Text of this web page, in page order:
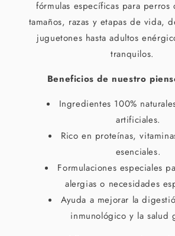
fórmulas específicas para perros
tamaños, razas y etapas de vida,
juguetones hasta adultos
tranquilos.
Beneficios de nuestro
Ingredientes 100%
artificiales.
Rico en proteínas,
esenciales.
Formulaciones especiales
alergias o necesidades
Ayuda a mejorar la
inmunológico y la salud